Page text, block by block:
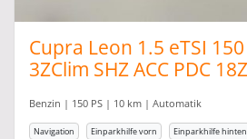
Cupra Leon 1.5 eTSI 150
3ZClim SHZ ACC PDC 18Z
Benzin | 150 PS | 10 km | Automatik
Navigation Einparkhilfe vorn Einparkhilfe hinten